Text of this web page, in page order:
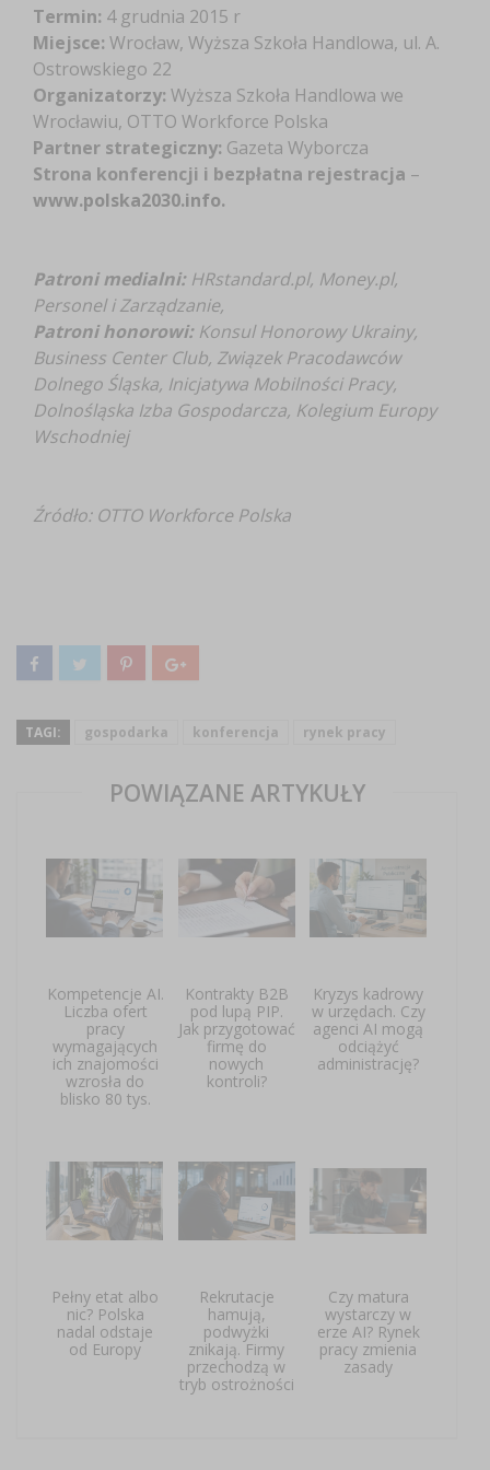
Termin: 4 grudnia 2015 r
Miejsce: Wrocław, Wyższa Szkoła Handlowa, ul. A.
Ostrowskiego 22
Organizatorzy: Wyższa Szkoła Handlowa we
Wrocławiu, OTTO Workforce Polska
Partner strategiczny: Gazeta Wyborcza
Strona konferencji i bezpłatna rejestracja –
www.polska2030.info.
Patroni medialni: HRstandard.pl, Money.pl,
Personel i Zarządzanie,
Patroni honorowi: Konsul Honorowy Ukrainy,
Business Center Club, Związek Pracodawców
Dolnego Śląska, Inicjatywa Mobilności Pracy,
Dolnośląska Izba Gospodarcza, Kolegium Europy
Wschodniej
Źródło: OTTO Workforce Polska
TAGI: gospodarka konferencja rynek pracy
POWIĄZANE ARTYKUŁY
Kompetencje AI.
Liczba ofert
pracy
wymagających
ich znajomości
wzrosła do
blisko 80 tys.
Kontrakty B2B
pod lupą PIP.
Jak przygotować
firmę do
nowych
kontroli?
Kryzys kadrowy
w urzędach. Czy
agenci AI mogą
odciążyć
administrację?
Pełny etat albo
nic? Polska
nadal odstaje
od Europy
Rekrutacje
hamują,
podwyżki
znikają. Firmy
przechodzą w
tryb ostrożności
Czy matura
wystarczy w
erze AI? Rynek
pracy zmienia
zasady